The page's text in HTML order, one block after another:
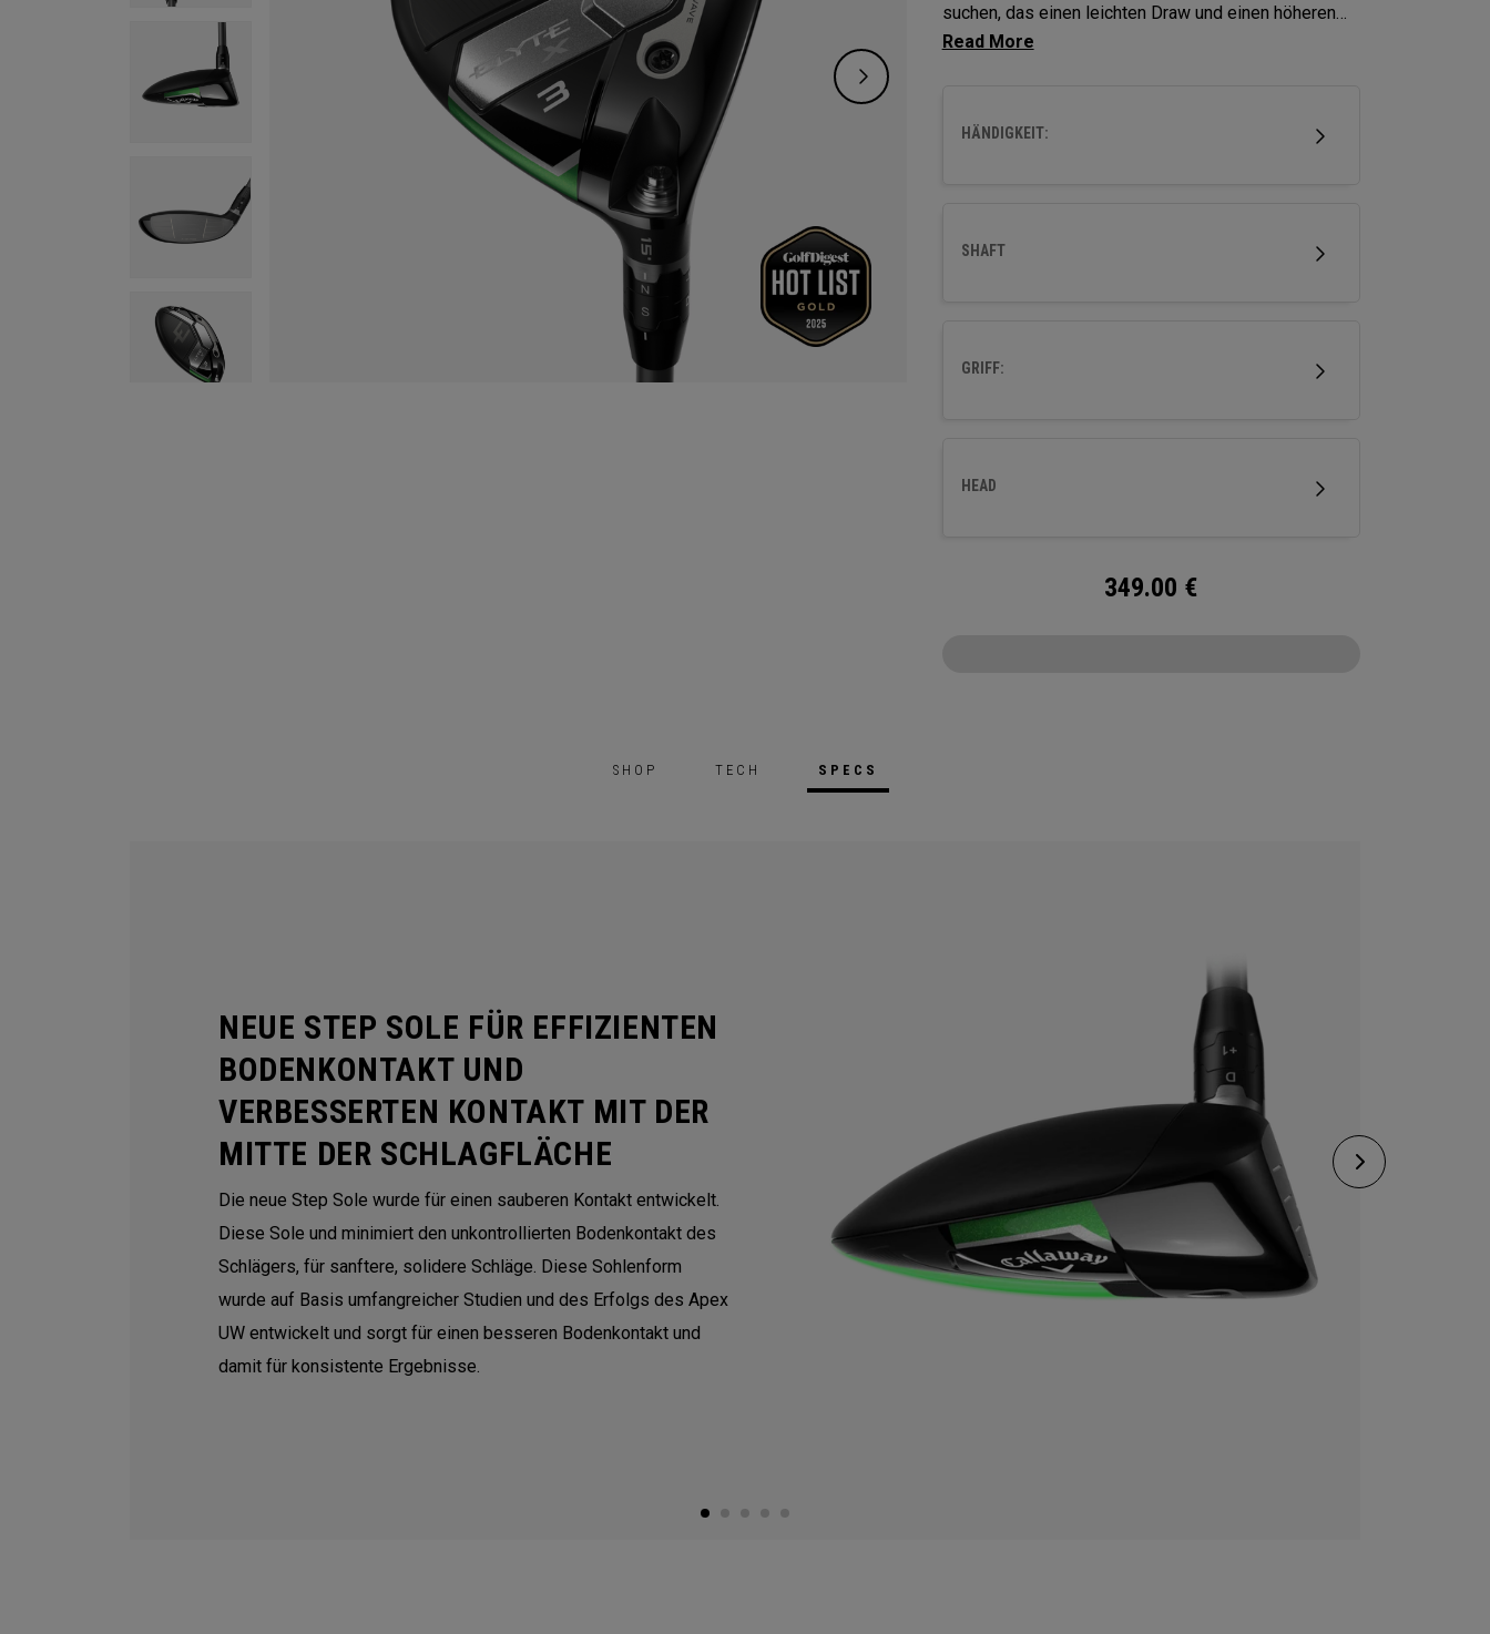
suchen, das einen leichten Draw und einen höheren
Launch unterstütz, bieten Elyte X Fairways
HÄNDIGKEIT:
SHAFT
GRIFF:
HEAD
349.00 €
SHOP TECH SPECS
NEUE STEP SOLE FÜR EFFIZIENTEN
BODENKONTAKT UND
VERBESSERTEN KONTAKT MIT DER
MITTE DER SCHLAGFLÄCHE
Die neue Step Sole wurde für einen sauberen Kontakt entwickelt.
Diese Sole und minimiert den unkontrollierten Bodenkontakt des
Schlägers, für sanftere, solidere Schläge. Diese Sohlenform
wurde auf Basis umfangreicher Studien und des Erfolgs des Apex
UW entwickelt und sorgt für einen besseren Bodenkontakt und
damit für konsistente Ergebnisse.